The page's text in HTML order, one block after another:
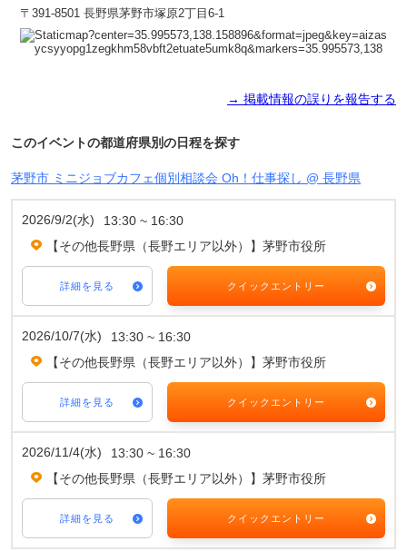
〒391-8501 長野県茅野市塚原2丁目6-1
→ 掲載情報の誤りを報告する
このイベントの都道府県別の日程を探す
茅野市 ミニジョブカフェ個別相談会 Oh！仕事探し @ 長野県
2026/9/2(水)
13:30 ~ 16:30
【その他長野県（長野エリア以外）】茅野市役所
詳細を見る クイックエントリー
2026/10/7(水)
13:30 ~ 16:30
【その他長野県（長野エリア以外）】茅野市役所
詳細を見る クイックエントリー
2026/11/4(水)
13:30 ~ 16:30
【その他長野県（長野エリア以外）】茅野市役所
詳細を見る クイックエントリー